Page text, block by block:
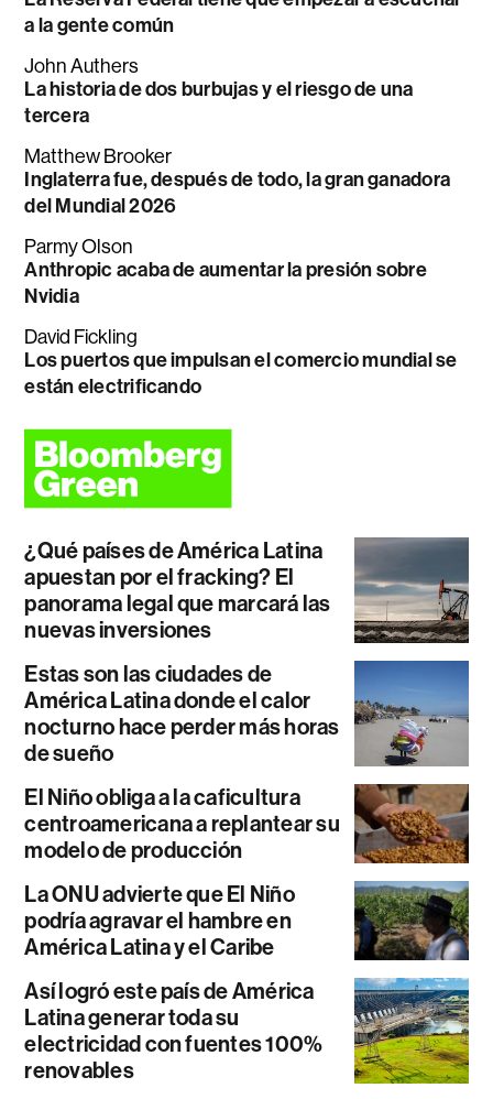
a la gente común
John Authers
La historia de dos burbujas y el riesgo de una
tercera
Matthew Brooker
Inglaterra fue, después de todo, la gran ganadora
del Mundial 2026
Parmy Olson
Anthropic acaba de aumentar la presión sobre
Nvidia
David Fickling
Los puertos que impulsan el comercio mundial se
están electrificando
¿Qué países de América Latina
apuestan por el fracking? El
panorama legal que marcará las
nuevas inversiones
Estas son las ciudades de
América Latina donde el calor
nocturno hace perder más horas
de sueño
El Niño obliga a la caficultura
centroamericana a replantear su
modelo de producción
La ONU advierte que El Niño
podría agravar el hambre en
América Latina y el Caribe
Así logró este país de América
Latina generar toda su
electricidad con fuentes 100%
renovables